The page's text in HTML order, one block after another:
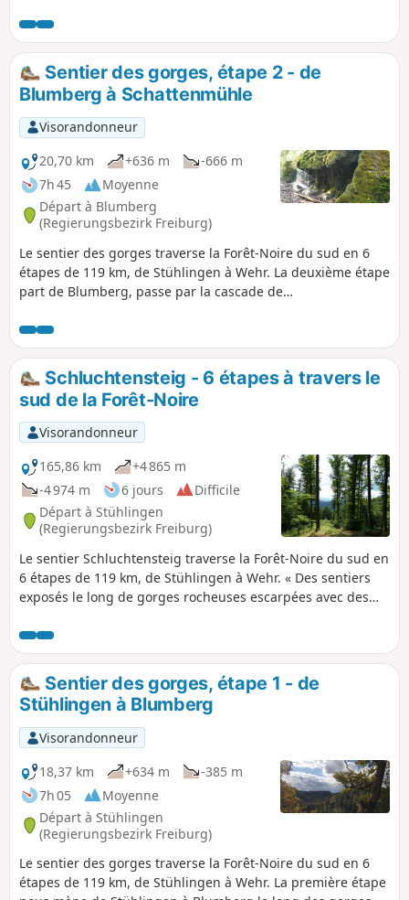
dangereuses, surtout après de fortes précipitations !
Sentier des gorges, étape 2 - de
Blumberg à Schattenmühle
Visorandonneur
20,70 km
+636 m
-666 m
7h 45
Moyenne
Départ à Blumberg
(Regierungsbezirk Freiburg)
Le sentier des gorges traverse la Forêt-Noire du sud en 6
étapes de 119 km, de Stühlingen à Wehr. La deuxième étape
part de Blumberg, passe par la cascade de
superbes gorges de la Wutach, passe devant l'ancienne
station thermale de Bad Ball ainsi que plusieurs cascades et
se termine à l'auberge Schattenmühle.
Schluchtensteig - 6 étapes à travers le
sud de la Forêt-Noire
Visorandonneur
165,86 km
+4 865 m
-4 974 m
6 jours
Difficile
Départ à Stühlingen
(Regierungsbezirk Freiburg)
Le sentier Schluchtensteig traverse la Forêt-Noire du sud en
6 étapes de 119 km, de Stühlingen à Wehr. « Des sentiers
exposés le long de gorges rocheuses escarpées avec des
la Wutach, les cascades de Schleifenbach, les gorges de
Haslach, la cascade de Windberg, les gorges de Hohwehra
et les gorges de Wehraschlucht sont des destinations pour
tous ceux qui aiment marcher dans des gorges sauvages,
admirer des cascades rugissantes, profiter du silence
naturel et s'évader du quotidien pendant une semaine »,
c'est ce qu'on peut lire sur le site web du Schluchtensteig,
et le sentier tient ses promesses. On a un peu modifié la
troisième étape pour vous éviter la montagne entre
Lenzkirch et Fischbach. À la place, on va marcher à
Schluchsee jusqu'à la tour Riesenbühlturm avec sa vue
panoramique.
Sentier des gorges, étape 1 - de
Stühlingen à Blumberg
Visorandonneur
18,37 km
+634 m
-385 m
7h 05
Moyenne
Départ à Stühlingen
(Regierungsbezirk Freiburg)
Le sentier des gorges traverse la Forêt-Noire du sud en 6
étapes de 119 km, de Stühlingen à Wehr. La première étape